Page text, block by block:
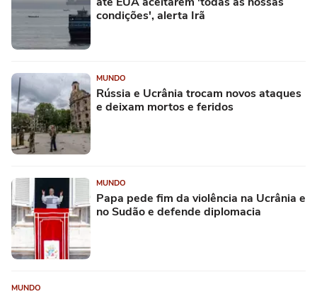
condições', alerta Irã
MUNDO
Rússia e Ucrânia trocam novos ataques
e deixam mortos e feridos
MUNDO
Papa pede fim da violência na Ucrânia e
no Sudão e defende diplomacia
MUNDO